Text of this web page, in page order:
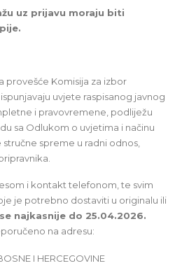
uz prijavu moraju biti
provešće Komisija za izbor
uvjete raspisanog javnog
i pravovremene, podliježu
sa Odlukom o uvjetima i načinu
spreme u radni odnos,
i kontakt telefonom, te svim
je potrebno dostaviti u originalu ili
najkasnije do 25.04.2026.
na adresu:
I HERCEGOVINE